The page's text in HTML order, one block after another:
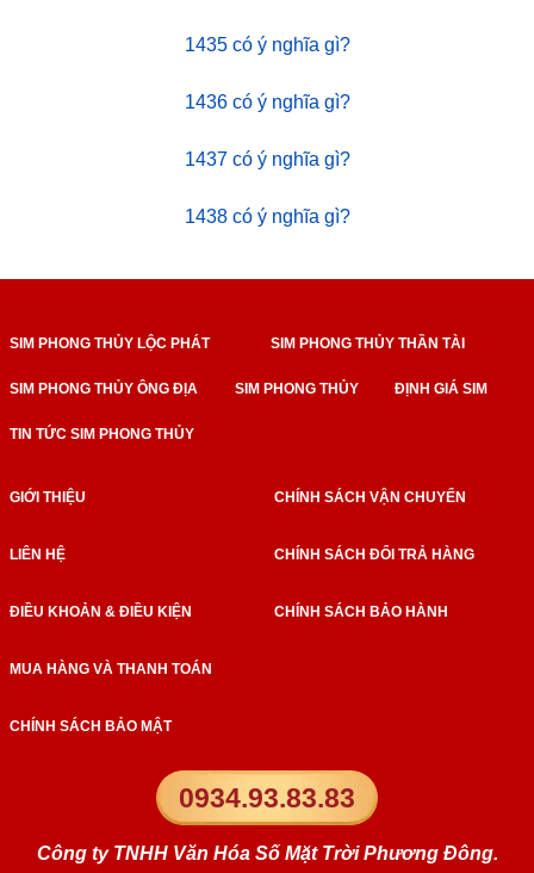
1435 có ý nghĩa gì?
1436 có ý nghĩa gì?
1437 có ý nghĩa gì?
1438 có ý nghĩa gì?
SIM PHONG THỦY LỘC PHÁT SIM PHONG THỦY THẦN TÀI
SIM PHONG THỦY ÔNG ĐỊA SIM PHONG THỦY ĐỊNH GIÁ SIM
TIN TỨC SIM PHONG THỦY
0934.93.83.83
Công ty TNHH Văn Hóa Số Mặt Trời Phương Đông.
GIỚI THIỆU
LIÊN HỆ
ĐIỀU KHOẢN & ĐIỀU KIỆN
MUA HÀNG VÀ THANH TOÁN
CHÍNH SÁCH BẢO MẬT
CHÍNH SÁCH VẬN CHUYỂN
CHÍNH SÁCH ĐỔI TRẢ HÀNG
CHÍNH SÁCH BẢO HÀNH